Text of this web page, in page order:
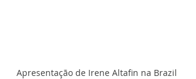
Apresentação de Irene Altafin na Brazil